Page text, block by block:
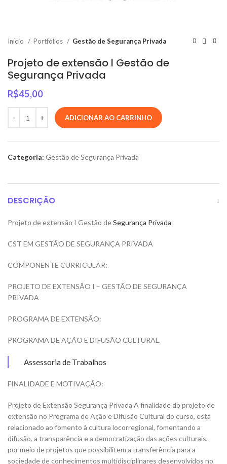
Início Portfólios Gestão de Segurança Privada
Projeto de extensão I Gestão de
Segurança Privada
R$45,00
ADICIONAR AO CARRINHO
Categoria: Gestão de Segurança Privada
DESCRIÇÃO
Projeto de extensão I Gestão deSegurança Privada
CST EM GESTÃO DE SEGURANÇA PRIVADA
COMPONENTE CURRICULAR:
PROJETO DE EXTENSÃO I – GESTÃO DE SEGURANÇA
PRIVADA
PROGRAMA DE EXTENSÃO:
PROGRAMA DE AÇÃO E DIFUSÃO CULTURAL.
Assessoria de Trabalhos
FINALIDADE E MOTIVAÇÃO:
Projeto de Extensão Segurança Privada A finalidade do projeto de
extensão no Programa de Ação e Difusão Cultural do curso, está
relacionado ao fomento à cultura locorregional, fomentando a
difusão, a transparência e a democratização das ações culturais,
por meio de projetos que possibilitem a transferência para a
sociedade de conhecimentos multidisciplinares desenvolvidos no